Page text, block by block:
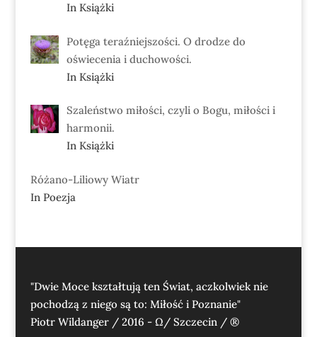
In Książki
Potęga teraźniejszości. O drodze do
oświecenia i duchowości.
In Książki
Szaleństwo miłości, czyli o Bogu, miłości i
harmonii.
In Książki
Różano-Liliowy Wiatr
In Poezja
"Dwie Moce kształtują ten Świat, aczkolwiek nie
pochodzą z niego są to: Miłość i Poznanie"
Piotr Wildanger / 2016 - Ω/ Szczecin / ®